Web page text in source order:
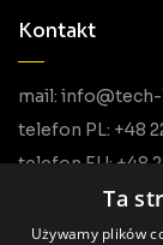
Kontakt
mail:
telefon PL: +48
telefon EU: +48
Ta
Używamy plików